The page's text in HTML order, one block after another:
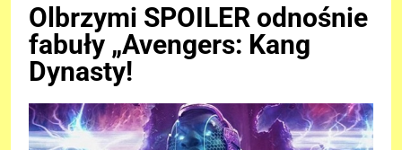
Olbrzymi SPOILER odnośnie
fabuły „Avengers: Kang
Dynasty!